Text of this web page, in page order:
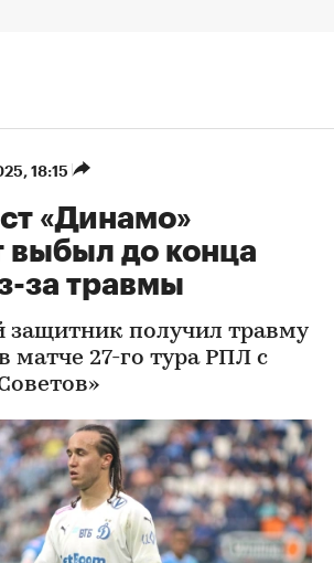
18:15
«Динамо»
выбыл до конца
за травмы
защитник получил травму
матче 27-го тура РПЛ с